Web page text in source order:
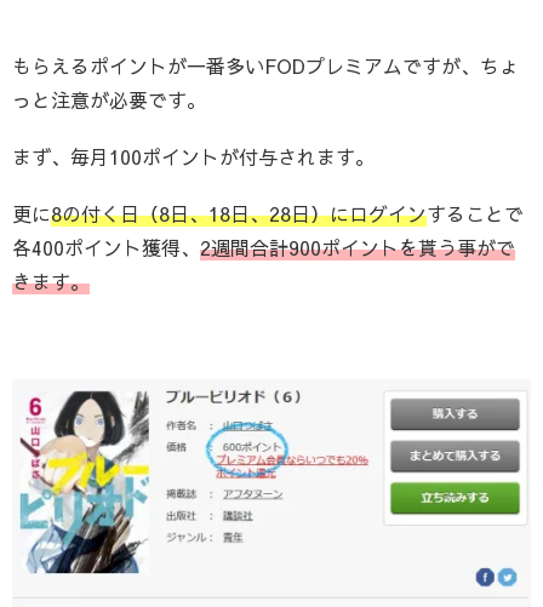
もらえるポイントが一番多いFODプレミアムですが、ちょ
っと注意が必要です。
まず、毎月100ポイントが付与されます。
更に8の付く日（8日、18日、28日）にログインすることで
各400ポイント獲得、 2週間合計900ポイントを貰う事がで
きます。